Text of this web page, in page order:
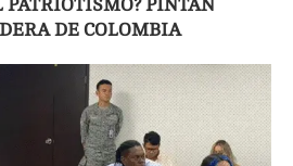
PATRIOTISMO? PINTAN
DE COLOMBIA